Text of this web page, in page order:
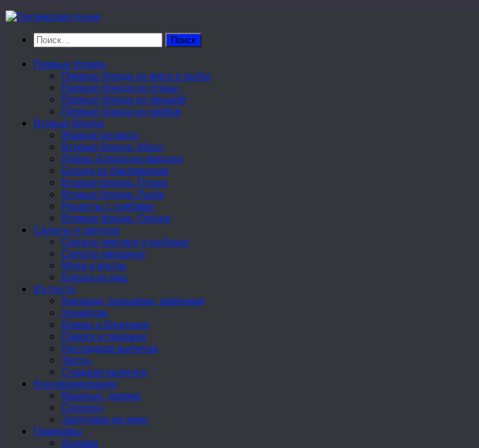
Перейти
содержимому
Найти:
Первые блюда
Первые блюда из мяса и рыбы
Первые блюда из птицы
Первые блюда из овощей
Первые блюда из грибов
Вторые блюда
Жаркое из мяса
Вторые блюда. Мясо
Лобио. Блюда из фасоли
Блюда из баклажанов
Вторые блюда. Птица
Вторые блюда. Рыба
Рецепты с грибами
Вторые блюда. Овощи
Салаты и закуски
Салаты мясные и рыбные
Салаты овощные
Мука и крупы
Блюда из яиц
Из теста
Хинкали, пельмени, вареники
Хачапури
Блины и блинчики
Пироги и пирожки
Несладкая выпечка
Торты
Сладкая выпечка
Консервирование
Варенье, джемы
Соленья
Заготовки на зиму
Приправы
Аджика